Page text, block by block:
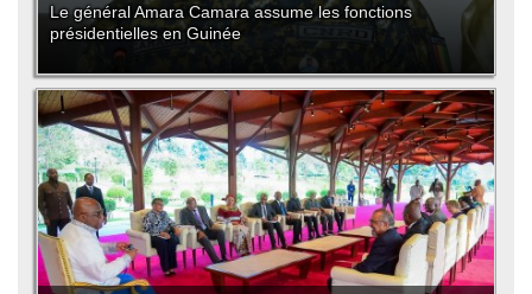
Le général Amara Camara assume les fonctions
présidentielles en Guinée